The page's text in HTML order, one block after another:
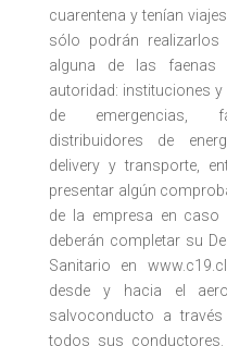
cuarentena y tenían
sólo podrán
alguna de las faenas
autoridad: instituciones
de emergencias,
distribuidores de
delivery y transporte,
presentar algún
de la empresa en caso
deberán completar su
Sanitario en
desde y hacia el
salvoconducto a
todos sus